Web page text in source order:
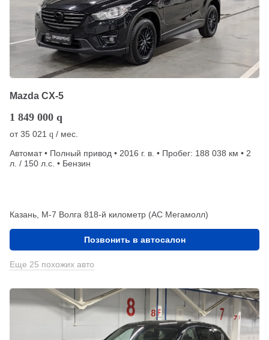
Mazda CX-5
1 849 000 q
от35 021 q / мес.
Автомат • Полный привод • 2016 г. в. • Пробег: 188 038 км • 2
л. / 150 л.с. • Бензин
Казань, М-7 Волга 818-й километр (АС Мегамолл)
Позвонить в автосалон
Еще 25 похожих авто